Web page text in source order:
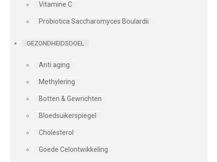
Vitamine C
Probiotica Saccharomyces Boulardii
GEZONDHEIDSDOEL
Anti aging
Methylering
Botten & Gewrichten
Bloedsuikerspiegel
Cholesterol
Goede Celontwikkeling